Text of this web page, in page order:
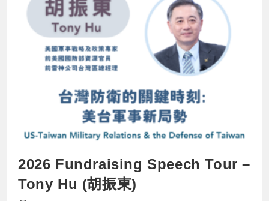
2026 Fundraising Speech Tour –
Tony Hu (胡振東)